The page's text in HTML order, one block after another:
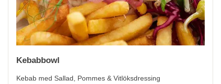
Kebabbowl
Kebab med Sallad, Pommes & Vitlöksdressing